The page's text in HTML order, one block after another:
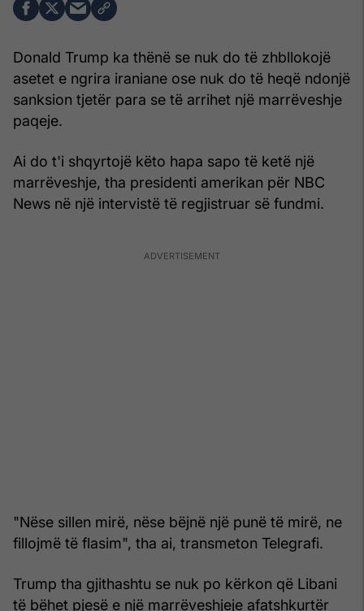
Donald Trump ka thënë se nuk do të zhbllokojë
asetet e ngrira iraniane ose nuk do të heqë ndonjë
sanksion tjetër para se të arrihet një marrëveshje
paqeje.
Ai do t'i shqyrtojë këto hapa sapo të ketë një
marrëveshje, tha presidenti amerikan për NBC
News në një intervistë të regjistruar së fundmi.
"Nëse sillen mirë, nëse bëjnë një punë të mirë, ne
fillojmë të flasim", tha ai, transmeton Telegrafi.
Trump tha gjithashtu se nuk po kërkon që Libani
të bëhet pjesë e një marrëveshjeje afatshkurtër